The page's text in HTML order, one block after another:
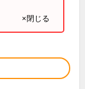
×閉じる